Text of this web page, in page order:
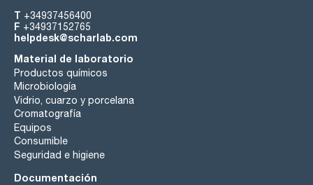
T +34937456400
F +34937152765
helpdesk@scharlab.com
Material de laboratorio
Productos químicos
Microbiología
Vidrio, cuarzo y porcelana
Cromatografía
Equipos
Consumible
Seguridad e higiene
Documentación